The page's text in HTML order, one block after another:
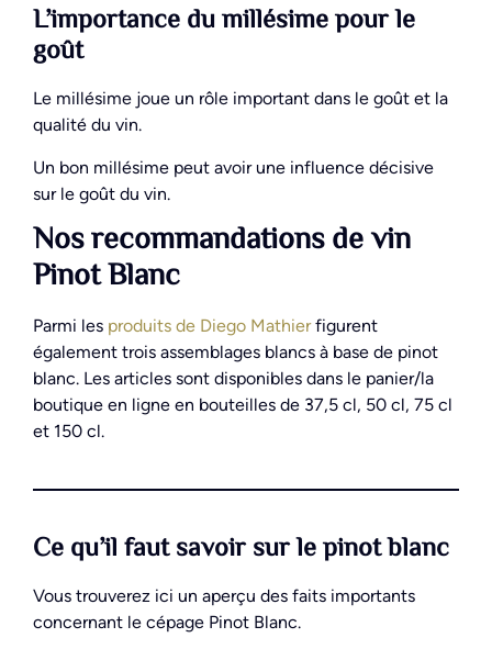
L’importance du millésime pour le
goût
Le millésime joue un rôle important dans le goût et la
qualité du vin.
Un bon millésime peut avoir une influence décisive
sur le goût du vin.
Nos recommandations de vin
Pinot Blanc
Parmi les produits de Diego Mathierfigurent
également trois assemblages blancs à base de pinot
blanc. Les articles sont disponibles dans le panier/la
boutique en ligne en bouteilles de 37,5 cl, 50 cl, 75 cl
et 150 cl.
Ce qu’il faut savoir sur le pinot blanc
Vous trouverez ici un aperçu des faits importants
concernant le cépage Pinot Blanc.